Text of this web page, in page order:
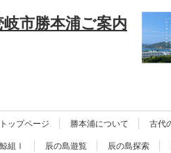
岐市勝本浦ご案内
トップページ 勝本浦について 古代
鯨組Ⅰ 辰の島遊覧 辰の島探索